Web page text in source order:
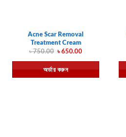
Acne Scar Removal
Treatment Cream
৳750.00 Original
was:
৳ 750.00.
৳650.00Current
is:
৳ 650.00.
অর্ডার করুন